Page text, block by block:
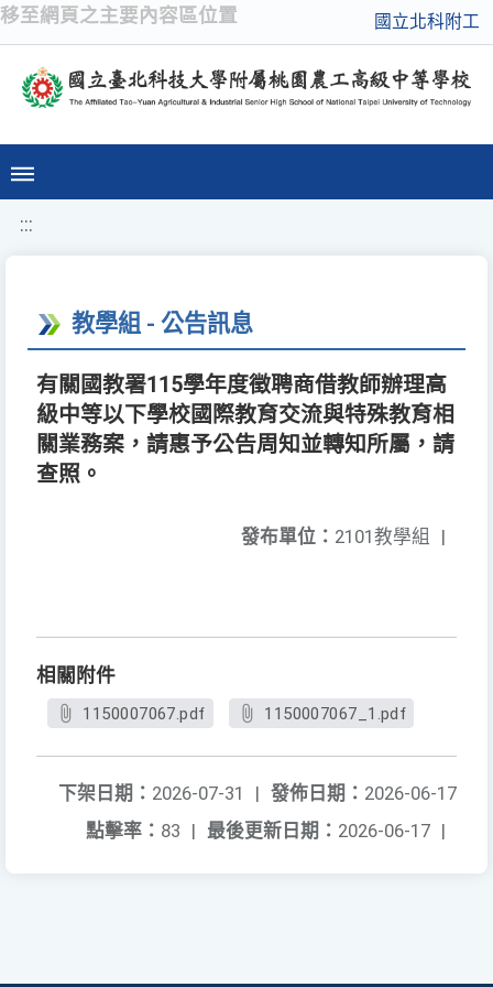
移至網頁之主要內容區位置 國立北科附工
:::
教學組 - 公告訊息
有關國教署115學年度徵聘商借教師辦理高
級中等以下學校國際教育交流與特殊教育相
關業務案，請惠予公告周知並轉知所屬，請
查照。
發布單位： 2101教學組 |
相關附件
1150007067.pdf 1150007067_1.pdf
發佈日期： 2026-06-17
下架日期： 2026-07-31
|
最後更新日期： 2026-06-17 |
點擊率： 83 |